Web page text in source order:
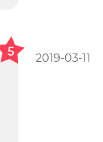
2019-03-11
5